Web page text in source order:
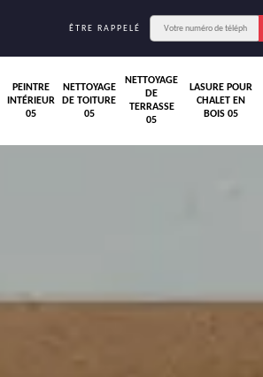
ÊTRE RAPPELÉ
PEINTRE
INTÉRIEUR
05
NETTOYAGE
DE TOITURE
05
NETTOYAGE
DE
TERRASSE
05
LASURE POUR
CHALET EN
BOIS 05